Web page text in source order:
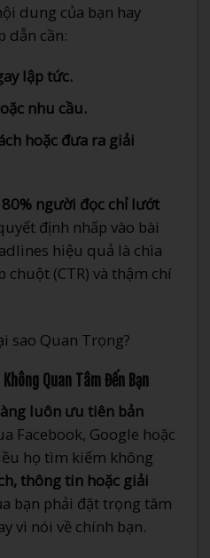
dung của bạn hay
dẫn cần:
lập tức.
nhu cầu.
hoặc đưa ra giải
80% người đọc chỉ lướt
định nhấp vào bài
hiệu quả là chìa
chuột (CTR) và thậm chí
Quan Tâm Đến Bạn
luôn ưu tiên bản
Facebook, Google hoặc
họ tìm kiếm không
thông tin hoặc giải
bạn phải đặt trọng tâm
vì nói về chính bạn.